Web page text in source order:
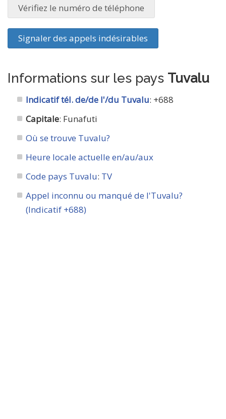
Vérifiez le numéro de téléphone
Signaler des appels indésirables
Informations sur les pays Tuvalu
Indicatif tél. de/de l'/du Tuvalu: +688
Capitale: Funafuti
Où se trouve Tuvalu?
Heure locale actuelle en/au/aux
Code pays Tuvalu: TV
Appel inconnu ou manqué de l'Tuvalu?
(Indicatif +688)